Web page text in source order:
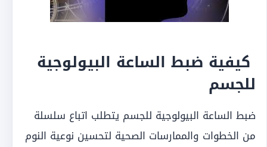
كيفية ضبط الساعة البيولوجية
للجسم
ضبط الساعة البيولوجية للجسم يتطلب اتباع سلسلة
من الخطوات والممارسات الصحية لتحسين نوعية النوم